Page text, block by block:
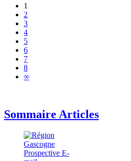
1
2
3
4
5
6
7
8
∞
Sommaire Articles